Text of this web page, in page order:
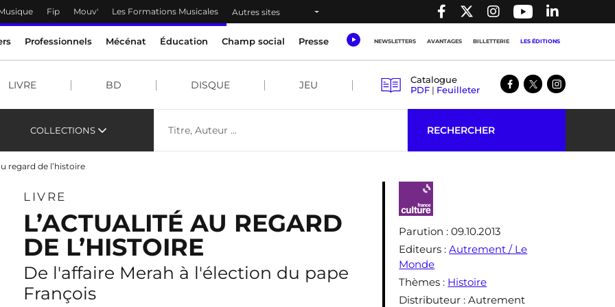
Fip Mouv' Les Formations Musicales Autres sites
Professionnels Mécénat Éducation Champ social Presse NEWSLETTERS AVANTAGES BILLETTERIE LES ÉDITIONS
LIVRE BD DISQUE JEU
Catalogue
PDF | Feuilleter
COLLECTIONS RECHERCHER
regard de l’histoire
LIVRE
L’ACTUALITÉ AU REGARD
DE L’HISTOIRE
De l'affaire Merah à l'élection du pape
François
Parution : 09.10.2013
Editeurs :Autrement / Le
Monde
Thèmes : Histoire
Distributeur : Autrement